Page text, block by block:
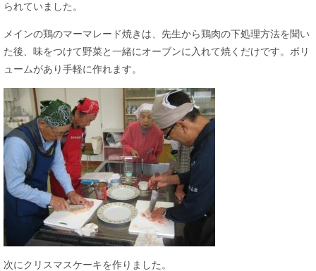
られていました。
メインの鶏のマーマレード焼きは、先生から鶏肉の下処理方法を聞い
た後、味をつけて野菜と一緒にオーブンに入れて焼くだけです。ボリ
ュームがあり手軽に作れます。
次にクリスマスケーキを作りました。